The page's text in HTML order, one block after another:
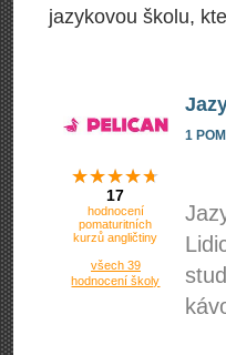
jazykovou školu,
1
17
hodnocení
pomaturitních
kurzů angličtiny
všech 39
hodnocení školy